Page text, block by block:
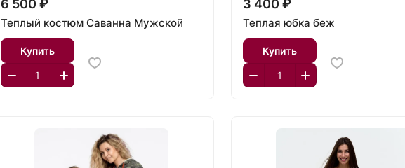
6 500 ₽
Теплый костюм Саванна Мужской
Купить
3 400 ₽
Теплая юбка беж
Купить